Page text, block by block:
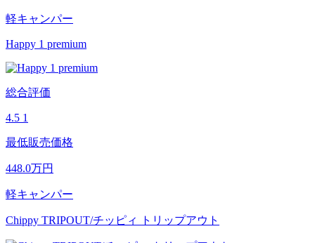
軽キャンパー
Happy 1 premium
総合評価
4.5 1
最低販売価格
448.0万円
軽キャンパー
Chippy TRIPOUT/チッピィ トリップアウト